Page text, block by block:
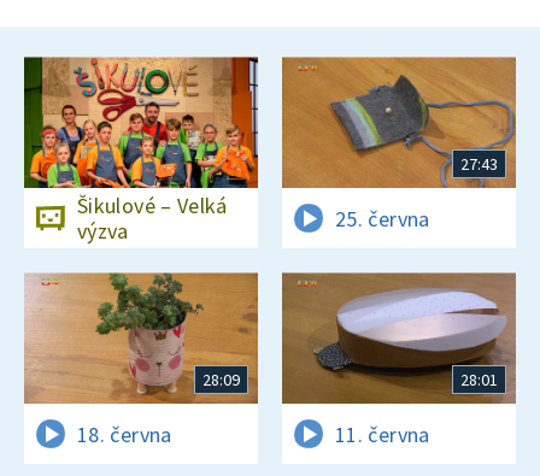
Šikulové – Velká
výzva
27:43
25. června
28:09
18. června
28:01
11. června